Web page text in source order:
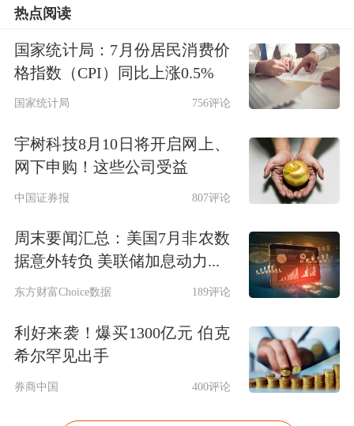
户，确权灌溉面积1079万亩；工业用水
权确权到3701家企业。宁夏安装测控一
体化闸门5400余套，末级渠系监测计量
市场活了，节水动力也随之而来。银川
市则将污水处理厂达标排放的再生水置
换为用水权指标，完成了中国首笔河湖
生态再生水利用置换用水权交易。2023
年，宁夏与四川达成跨省域水权交易全
国第一单，1800万元交易金额让西部两
省区实现“双赢”。
热点阅读
国家统计局：7月份居民消费价
格指数（CPI）同比上涨0.5%
国家统计局 756评论
宇树科技8月10日将开启网上、
网下申购！这些公司受益
中国证券报 807评论
周末要闻汇总：美国7月非农数
据意外转负 美联储加息动力...
东方财富Choice数据 189评论
利好来袭！爆买1300亿元 伯克
希尔罕见出手
券商中国 400评论